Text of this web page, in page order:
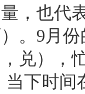
，也代
。 9 月
兑），
当下时间